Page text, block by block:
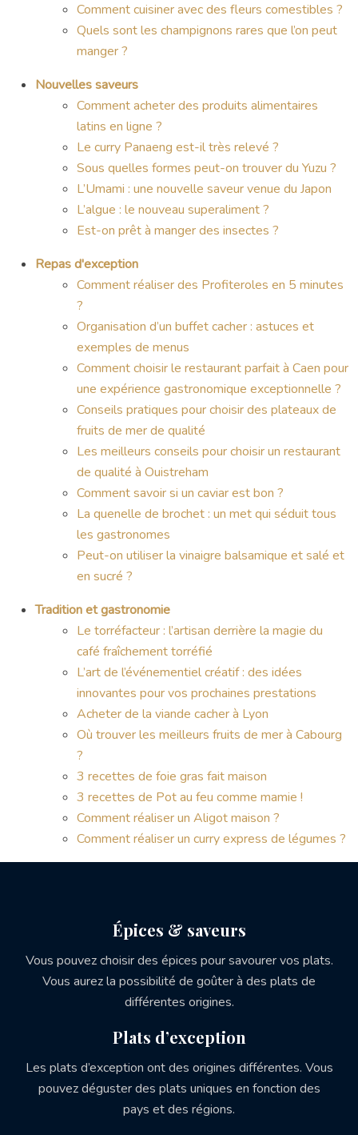
Comment cuisiner avec des fleurs comestibles ?
Quels sont les champignons rares que l’on peut
manger ?
Nouvelles saveurs
Comment acheter des produits alimentaires
latins en ligne ?
Le curry Panaeng est-il très relevé ?
Sous quelles formes peut-on trouver du Yuzu ?
L’Umami : une nouvelle saveur venue du Japon
L’algue : le nouveau superaliment ?
Est-on prêt à manger des insectes ?
Repas d'exception
Comment réaliser des Profiteroles en 5 minutes
?
Organisation d’un buffet cacher : astuces et
exemples de menus
Comment choisir le restaurant parfait à Caen pour
une expérience gastronomique exceptionnelle ?
Conseils pratiques pour choisir des plateaux de
fruits de mer de qualité
Les meilleurs conseils pour choisir un restaurant
de qualité à Ouistreham
Comment savoir si un caviar est bon ?
La quenelle de brochet : un met qui séduit tous
les gastronomes
Peut-on utiliser la vinaigre balsamique et salé et
en sucré ?
Tradition et gastronomie
Le torréfacteur : l’artisan derrière la magie du
café fraîchement torréfié
L’art de l’événementiel créatif : des idées
innovantes pour vos prochaines prestations
Acheter de la viande cacher à Lyon
Où trouver les meilleurs fruits de mer à Cabourg
?
3 recettes de foie gras fait maison
3 recettes de Pot au feu comme mamie !
Comment réaliser un Aligot maison ?
Comment réaliser un curry express de légumes ?
Épices & saveurs
Vous pouvez choisir des épices pour savourer vos plats.
Vous aurez la possibilité de goûter à des plats de
différentes origines.
Plats d’exception
Les plats d’exception ont des origines différentes. Vous
pouvez déguster des plats uniques en fonction des
pays et des régions.